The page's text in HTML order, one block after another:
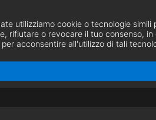
utilizziamo cookie o tecnologie
rifiutare o revocare il tuo consenso, in
per acconsentire all'utilizzo di tali